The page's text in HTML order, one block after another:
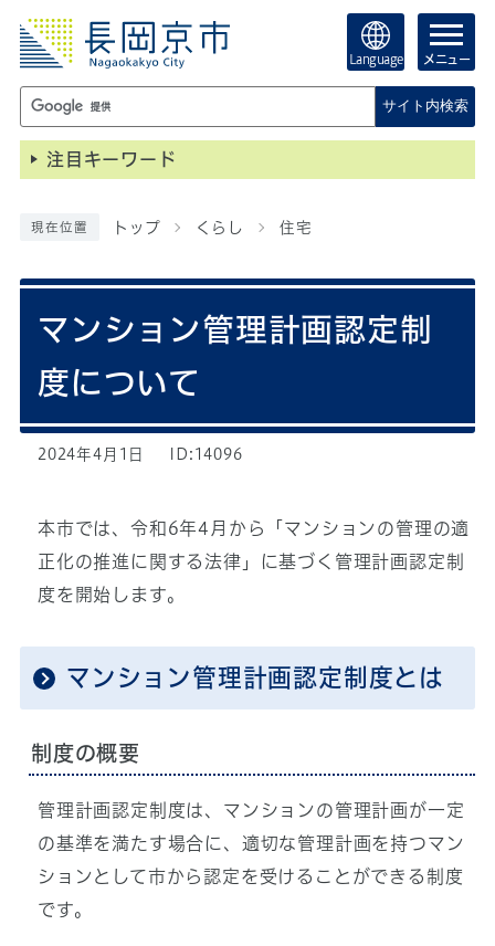
Language メニュー
サイト内検索
注目キーワード
現在位置 トップ くらし 住宅
マンション管理計画認定制
度について
2024年4月1日 ID:14096
本市では、令和6年4月から「マンションの管理の適
正化の推進に関する法律」に基づく管理計画認定制
度を開始します。
マンション管理計画認定制度とは
制度の概要
管理計画認定制度は、マンションの管理計画が一定
の基準を満たす場合に、適切な管理計画を持つマン
ションとして市から認定を受けることができる制度
です。